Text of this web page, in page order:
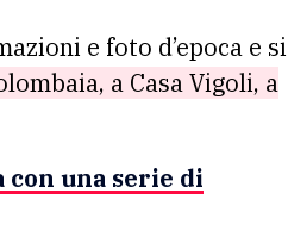
e foto d’epoca e si
a Casa Vigoli, a
con una serie di